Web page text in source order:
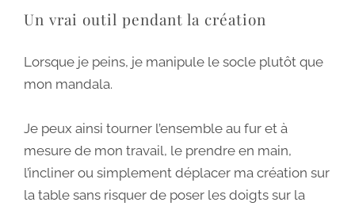
Un vrai outil pendant la création
Lorsque je peins, je manipule le socle plutôt que
mon mandala.
Je peux ainsi tourner l’ensemble au fur et à
mesure de mon travail, le prendre en main,
l’incliner ou simplement déplacer ma création sur
la table sans risquer de poser les doigts sur la